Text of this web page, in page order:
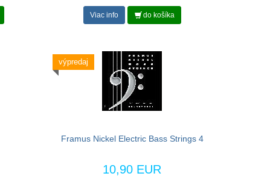
Viac info do košíka
výpredaj
Framus Nickel Electric Bass Strings 4
10,90 EUR